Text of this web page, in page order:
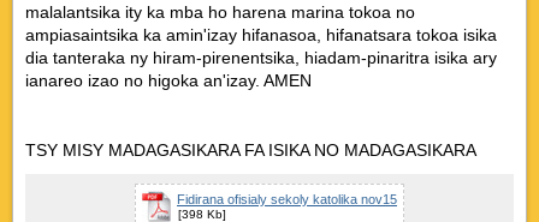
malalantsika ity ka mba ho harena marina tokoa no
ampiasaintsika ka amin'izay hifanasoa, hifanatsara tokoa isika
dia tanteraka ny hiram-pirenentsika, hiadam-pinaritra isika ary
ianareo izao no higoka an'izay. AMEN
TSY MISY MADAGASIKARA FA ISIKA NO MADAGASIKARA
Fidirana ofisialy sekoly katolika nov15
[398 Kb]